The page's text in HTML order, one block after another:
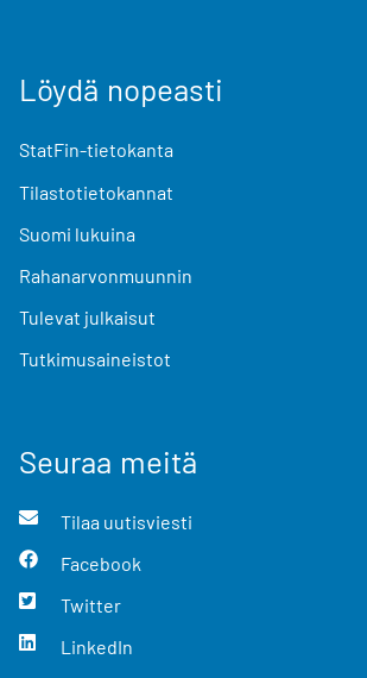
Löydä nopeasti
StatFin-tietokanta
Tilastotietokannat
Suomi lukuina
Rahanarvonmuunnin
Tulevat julkaisut
Tutkimusaineistot
Seuraa meitä
Tilaa uutisviesti
Facebook
Twitter
LinkedIn